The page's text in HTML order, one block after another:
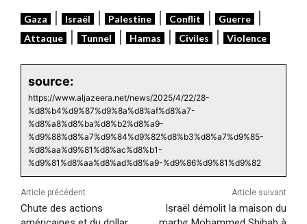
Gaza Israël Palestine Conflit Guerre
Attaque Tunnel Hamas Civiles Violence
source:
https://www.aljazeera.net/news/2025/4/22/28-
%d8%b4%d9%87%d9%8a%d8%af%d8%a7-
%d8%a8%d8%ba%d8%b2%d8%a9-
%d9%88%d8%a7%d9%84%d9%82%d8%b3%d8%a7%d9%85-
%d8%aa%d9%81%d8%ac%d8%b1-
%d9%81%d8%aa%d8%ad%d8%a9-%d9%86%d9%81%d9%82
Article précédent
Chute des actions
Article suivant
Israël démolit la maison du